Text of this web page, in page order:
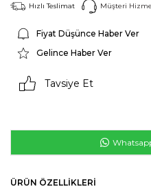
Hızlı Teslimat Müşteri
Fiyat Düşünce Haber Ver
Gelince Haber Ver
Tavsiye Et
ÜRÜN ÖZELLIKLERI